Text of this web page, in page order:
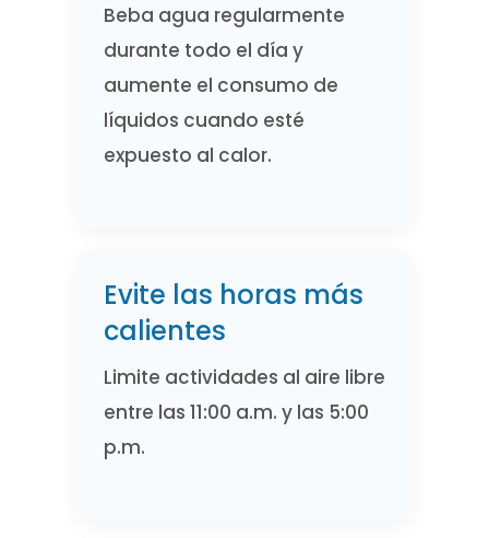
Beba agua regularmente
durante todo el día y
aumente el consumo de
líquidos cuando esté
expuesto al calor.
Evite las horas más
calientes
Limite actividades al aire libre
entre las 11:00 a.m. y las 5:00
p.m.